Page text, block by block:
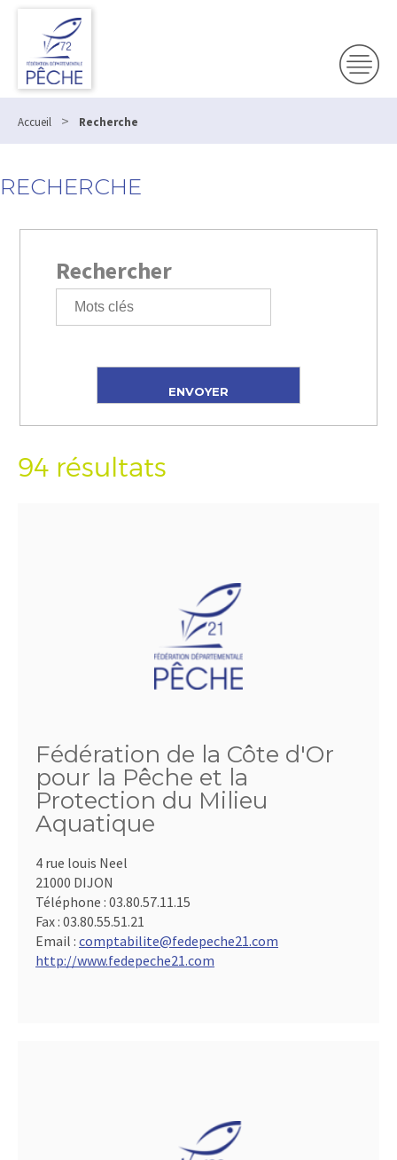
Accueil > Recherche
RECHERCHE
Rechercher
94 résultats
Fédération de la Côte d'Or
pour la Pêche et la
Protection du Milieu
Aquatique
4 rue louis Neel
21000 DIJON
Téléphone : 03.80.57.11.15
Fax : 03.80.55.51.21
Email : comptabilite@fedepeche21.com
http://www.fedepeche21.com